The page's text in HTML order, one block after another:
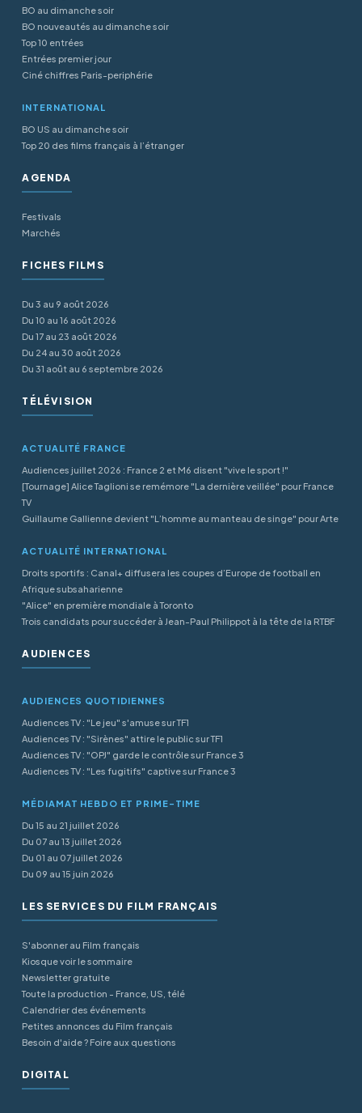
BO au dimanche soir
BO nouveautés au dimanche soir
Top 10 entrées
Entrées premier jour
Ciné chiffres Paris-periphérie
INTERNATIONAL
BO US au dimanche soir
Top 20 des films français à l’étranger
AGENDA
Festivals
Marchés
FICHES FILMS
Du 3 au 9 août 2026
Du 10 au 16 août 2026
Du 17 au 23 août 2026
Du 24 au 30 août 2026
Du 31 août au 6 septembre 2026
TÉLÉVISION
ACTUALITÉ FRANCE
Audiences juillet 2026 : France 2 et M6 disent "vive le sport !"
[Tournage] Alice Taglioni se remémore "La dernière veillée" pour France
TV
Guillaume Gallienne devient "L’homme au manteau de singe" pour Arte
ACTUALITÉ INTERNATIONAL
Droits sportifs : Canal+ diffusera les coupes d’Europe de football en
Afrique subsaharienne
"Alice" en première mondiale à Toronto
Trois candidats pour succéder à Jean-Paul Philippot à la tête de la RTBF
AUDIENCES
AUDIENCES QUOTIDIENNES
Audiences TV : "Le jeu" s'amuse sur TF1
Audiences TV : "Sirènes" attire le public sur TF1
Audiences TV : "OPJ" garde le contrôle sur France 3
Audiences TV : "Les fugitifs" captive sur France 3
MÉDIAMAT HEBDO ET PRIME-TIME
Du 15 au 21 juillet 2026
Du 07 au 13 juillet 2026
Du 01 au 07 juillet 2026
Du 09 au 15 juin 2026
LES SERVICES DU FILM FRANÇAIS
S'abonner au Film français
Kiosque voir le sommaire
Newsletter gratuite
Toute la production - France, US, télé
Calendrier des événements
Petites annonces du Film français
Besoin d'aide ? Foire aux questions
DIGITAL